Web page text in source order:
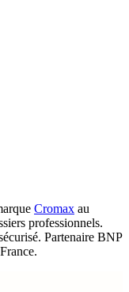
Cromax au
professionnels.
Partenaire BNP